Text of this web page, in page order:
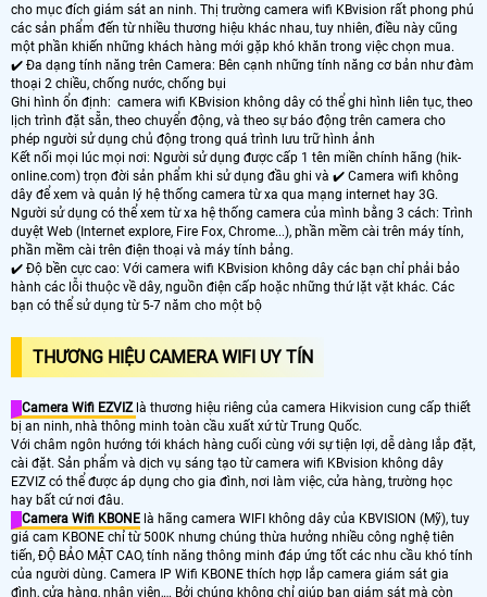
cho mục đích giám sát an ninh. Thị trường camera wifi KBvision rất phong phú
các sản phẩm đến từ nhiều thương hiệu khác nhau, tuy nhiên, điều này cũng
một phần khiến những khách hàng mới gặp khó khăn trong việc chọn mua.
✔️ Đa dạng tính năng trên Camera: Bên cạnh những tính năng cơ bản như đàm
thoại 2 chiều, chống nước, chống bụi
Ghi hình ổn định: camera wifi KBvision không dây có thể ghi hình liên tục, theo
lịch trình đặt sẵn, theo chuyển động, và theo sự báo động trên camera cho
phép người sử dụng chủ động trong quá trình lưu trữ hình ảnh
Kết nối mọi lúc mọi nơi: Người sử dụng được cấp 1 tên miền chính hãng (hik-
online.com) trọn đời sản phẩm khi sử dụng đầu ghi và ✔️ Camera wifi không
dây để xem và quản lý hệ thống camera từ xa qua mạng internet hay 3G.
Người sử dụng có thể xem từ xa hệ thống camera của mình bằng 3 cách: Trình
duyệt Web (Internet explore, Fire Fox, Chrome...), phần mềm cài trên máy tính,
phần mềm cài trên điện thoại và máy tính bảng.
✔️ Độ bền cực cao: Với camera wifi KBvision không dây các bạn chỉ phải bảo
hành các lỗi thuộc về dây, nguồn điện cấp hoặc những thứ lặt vặt khác. Các
bạn có thể sử dụng từ 5-7 năm cho một bộ
THƯƠNG HIỆU CAMERA WIFI UY TÍN
Camera Wifi EZVIZ là thương hiệu riêng của camera Hikvision cung cấp thiết
bị an ninh, nhà thông minh toàn cầu xuất xứ từ Trung Quốc.
Với châm ngôn hướng tới khách hàng cuối cùng với sự tiện lợi, dễ dàng lắp đặt,
cài đặt. Sản phẩm và dịch vụ sáng tạo từ camera wifi KBvision không dây
EZVIZ có thể được áp dụng cho gia đình, nơi làm việc, cửa hàng, trường học
hay bất cứ nơi đâu.
Camera Wifi KBONE là hãng camera WIFI không dây của KBVISION (Mỹ), tuy
giá cam KBONE chỉ từ 500K nhưng chúng thừa hưởng nhiều công nghệ tiên
tiến, ĐỘ BẢO MẬT CAO, tính năng thông minh đáp ứng tốt các nhu cầu khó tính
của người dùng. Camera IP Wifi KBONE thích hợp lắp camera giám sát gia
đình, cửa hàng, nhân viên,… Bởi chúng không chỉ giúp bạn giám sát mà còn